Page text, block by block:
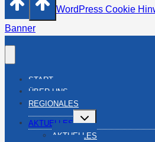
WordPress Cookie
Banner
START
ÜBER UNS
REGIONALES
AKTUELLES
Untermenü
umschalten
AKTUELLES